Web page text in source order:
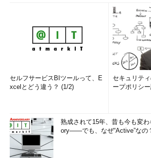
セルフサービスBIツールって、E
xcelとどう違う？ (1/2)
セキュリテ
ープポリシ
熟成されて15年、昔も今も変
ory――でも、なぜ“Active”なの